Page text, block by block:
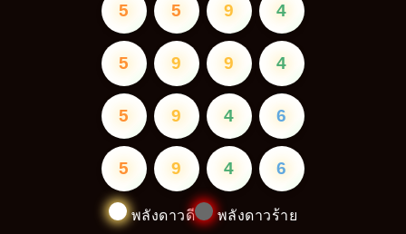
5 5 9 4
5 9 9 4
5 9 4 6
5 9 4 6
พลังดาวดี พลังดาวร้าย